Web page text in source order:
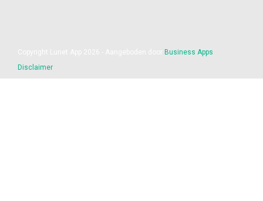
Business Apps
Disclaimer